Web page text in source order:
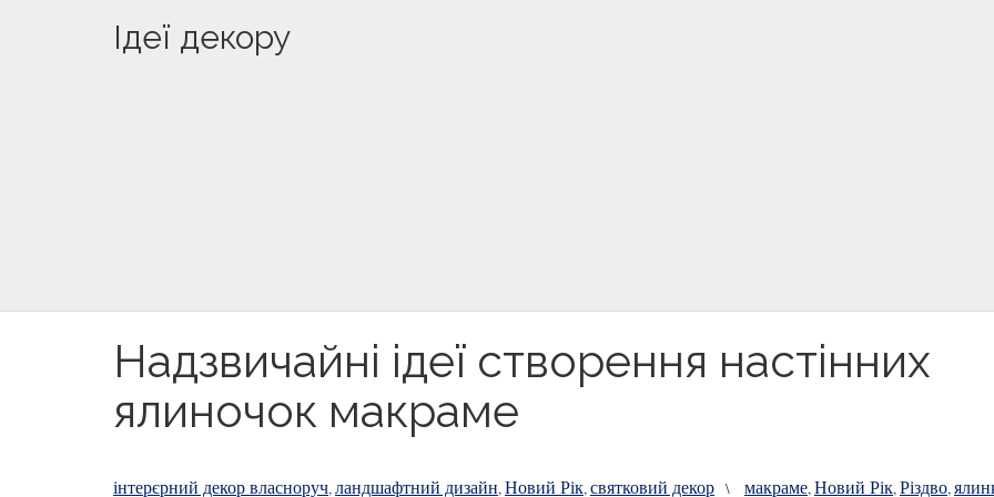
Ідеї декору
Надзвичайні ідеї створення настінних
ялиночок макраме
інтерєрний декор власноруч,ландшафтний дизайн,Новий Рік,святковий декор \ макраме,Новий Рік,Різдво,